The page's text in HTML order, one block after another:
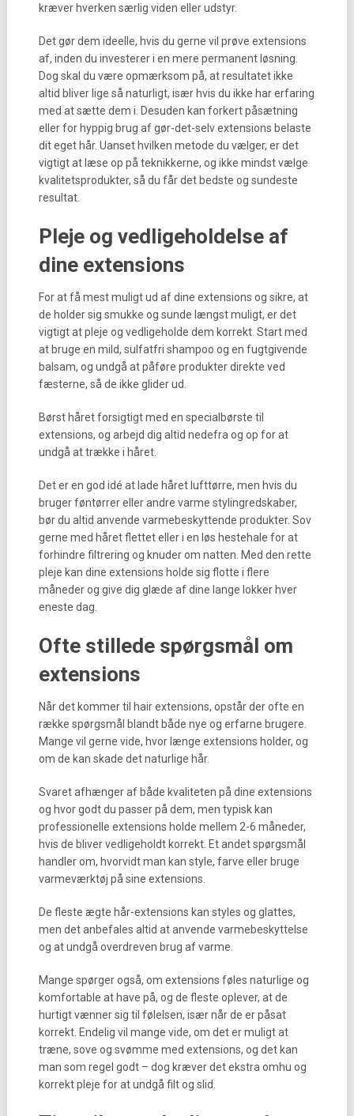
kræver hverken særlig viden eller udstyr.
Det gør dem ideelle, hvis du gerne vil prøve extensions
af, inden du investerer i en mere permanent løsning.
Dog skal du være opmærksom på, at resultatet ikke
altid bliver lige så naturligt, især hvis du ikke har erfaring
med at sætte dem i. Desuden kan forkert påsætning
eller for hyppig brug af gør-det-selv extensions belaste
dit eget hår. Uanset hvilken metode du vælger, er det
vigtigt at læse op på teknikkerne, og ikke mindst vælge
kvalitetsprodukter, så du får det bedste og sundeste
resultat.
Pleje og vedligeholdelse af
dine extensions
For at få mest muligt ud af dine extensions og sikre, at
de holder sig smukke og sunde længst muligt, er det
vigtigt at pleje og vedligeholde dem korrekt. Start med
at bruge en mild, sulfatfri shampoo og en fugtgivende
balsam, og undgå at påføre produkter direkte ved
fæsterne, så de ikke glider ud.
Børst håret forsigtigt med en specialbørste til
extensions, og arbejd dig altid nedefra og op for at
undgå at trække i håret.
Det er en god idé at lade håret lufttørre, men hvis du
bruger føntørrer eller andre varme stylingredskaber,
bør du altid anvende varmebeskyttende produkter. Sov
gerne med håret flettet eller i en løs hestehale for at
forhindre filtrering og knuder om natten. Med den rette
pleje kan dine extensions holde sig flotte i flere
måneder og give dig glæde af dine lange lokker hver
eneste dag.
Ofte stillede spørgsmål om
extensions
Når det kommer til hair extensions, opstår der ofte en
række spørgsmål blandt både nye og erfarne brugere.
Mange vil gerne vide, hvor længe extensions holder, og
om de kan skade det naturlige hår.
Svaret afhænger af både kvaliteten på dine extensions
og hvor godt du passer på dem, men typisk kan
professionelle extensions holde mellem 2-6 måneder,
hvis de bliver vedligeholdt korrekt. Et andet spørgsmål
handler om, hvorvidt man kan style, farve eller bruge
varmeværktøj på sine extensions.
De fleste ægte hår-extensions kan styles og glattes,
men det anbefales altid at anvende varmebeskyttelse
og at undgå overdreven brug af varme.
Mange spørger også, om extensions føles naturlige og
komfortable at have på, og de fleste oplever, at de
hurtigt vænner sig til følelsen, især når de er påsat
korrekt. Endelig vil mange vide, om det er muligt at
træne, sove og svømme med extensions, og det kan
man som regel godt – dog kræver det ekstra omhu og
korrekt pleje for at undgå filt og slid.